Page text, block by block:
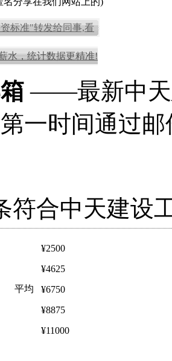
标准"转发给同事,看
水，统计数据更精准!
——最新中天
一时间通过
符合中天建设
平均
¥2500
¥4625
¥6750
¥8875
¥11000